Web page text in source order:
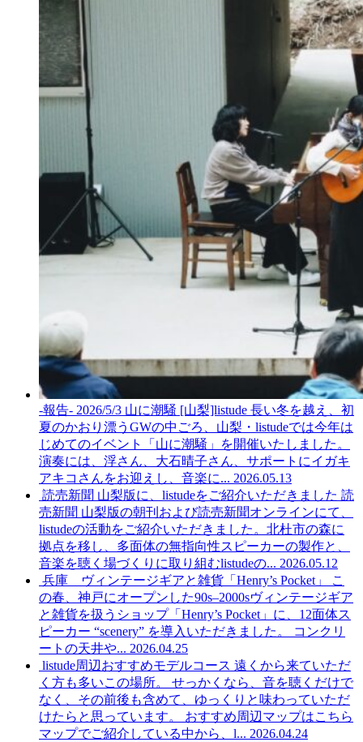
-報告- 2026/5/3 山に潮騒 [山梨]listude 長い冬を越え、初
夏のかおり漂うGWの中ごろ、山梨・listudeでは今年は
じめてのイベント「山に潮騒」を開催いたしました。
演奏には、浮さん、大石晴子さん、サポートにイガキ
アキコさんをお迎えし、音楽に... 2026.05.13
読売新聞 山梨版に、listudeをご紹介いただきました 読
売新聞 山梨版の朝刊および読売新聞オンラインにて、
listudeの活動をご紹介いただきました。北杜市の森に
拠点を移し、多面体の無指向性スピーカーの製作と、
音楽を聴く場づくりに取り組むlistudeの... 2026.05.12
兵庫 ヴィンテージギアと雑貨「Henry’s Pocket」
こ
の春、神戸にオープンした90s–2000sヴィンテージギア
と雑貨を扱うショップ「Henry’s Pocket」に、12面体ス
ピーカー “scenery” を導入いただきました。 コンクリ
ートの天井や... 2026.04.25
listude周辺おすすめモデルコース 遠くから来ていただ
く方も多いこの場所。 せっかくなら、音を聴くだけで
なく、その前後も含めて、ゆっくりと味わっていただ
けたらと思っています。 おすすめ周辺マップはこちら
マップでご紹介している中から、l... 2026.04.24